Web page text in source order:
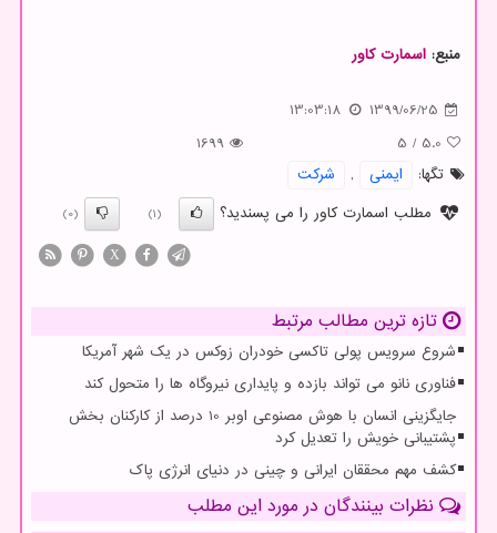
منبع: اسمارت كاور
1399/06/25
13:03:18
5.0
/
5
1699
تگها:
ایمنی ,
شركت
مطلب اسمارت کاور را می پسندید؟
(1)
(0)
X
تازه ترین مطالب مرتبط
شروع سرویس پولی تاکسی خودران زوکس در یک شهر آمریکا
فناوری نانو می تواند بازده و پایداری نیروگاه ها را متحول کند
جایگزینی انسان با هوش مصنوعی اوبر 10 درصد از کارکنان بخش
پشتیبانی خویش را تعدیل کرد
کشف مهم محققان ایرانی و چینی در دنیای انرژی پاک
نظرات بینندگان در مورد این مطلب